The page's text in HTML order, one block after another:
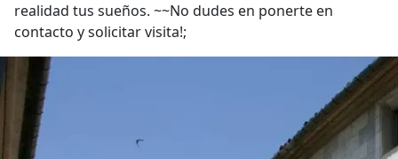
realidad tus sueños. ~~No dudes en ponerte en
contacto y solicitar visita!;